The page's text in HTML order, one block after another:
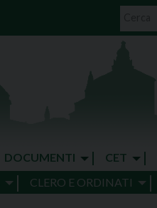
DOCUMENTI CET
CLERO E ORDINATI